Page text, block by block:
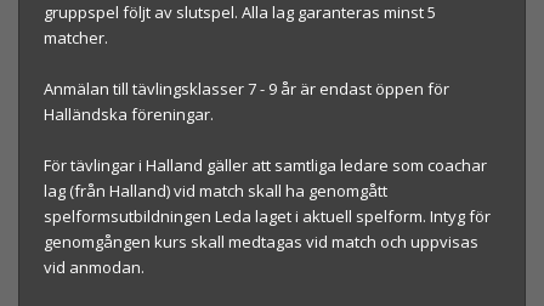
gruppspel följt av slutspel. Alla lag garanteras minst 5
matcher.
Anmälan till tävlingsklasser 7 - 9 år är endast öppen för
Halländska föreningar.
För tävlingar i Halland gäller att samtliga ledare som coachar
lag (från Halland) vid match skall ha genomgått
spelformsutbildningen Leda laget i aktuell spelform. Intyg för
genomgången kurs skall medtagas vid match och uppvisas
vid anmodan.